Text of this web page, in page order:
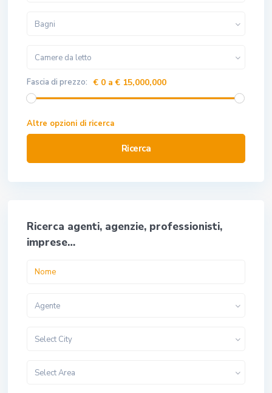
Bagni
Camere da letto
Fascia di prezzo: € 0 a € 15,000,000
Altre opzioni di ricerca
Ricerca
Ricerca agenti, agenzie, professionisti,
imprese…
Agente
Select City
Select Area